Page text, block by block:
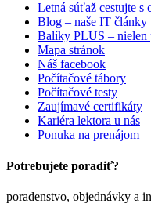
Letná súťaž cestujte s
Blog – naše IT články
Balíky PLUS – nielen
Mapa stránok
Náš facebook
Počítačové tábory
Počítačové testy
Zaujímavé certifikáty
Kariéra lektora u nás
Ponuka na prenájom
Potrebujete poradiť?
poradenstvo, objednávky a